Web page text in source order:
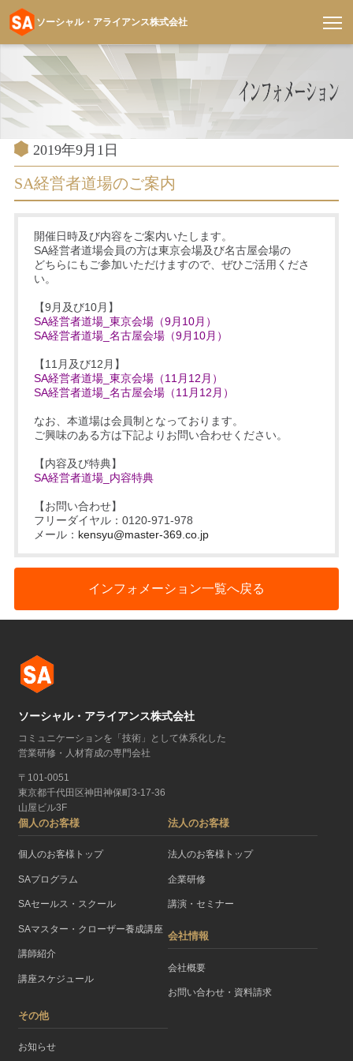
テ
ン
ソーシャル・アライアンス株式会社
投
稿
2019年9月1日
SA経営者道場のご案内
開催日時及び内容をご案内いたします。
SA経営者道場会員の方は東京会場及び名古屋会場の
どちらにもご参加いただけますので、ぜひご活用くださ
い。
【9月及び10月】
SA経営者道場_東京会場（9月10月）
SA経営者道場_名古屋会場（9月10月）
【11月及び12月】
SA経営者道場_東京会場（11月12月）
SA経営者道場_名古屋会場（11月12月）
なお、本道場は会員制となっております。
ご興味のある方は下記よりお問い合わせください。
【内容及び特典】
SA経営者道場_内容特典
【お問い合わせ】
フリーダイヤル：0120-971-978
メール： kensyu@master-369.co.jp
インフォメーション一覧へ戻る
ソーシャル・アライアンス株式会社
コミュニケーションを「技術」として体系化した
営業研修・人材育成の専門会社
〒101-0051
東京都千代田区神田神保町3-17-36
山屋ビル3F
個人のお客様
個人のお客様トップ
SAプログラム
SAセールス・スクール
SAマスター・クローザー養成講座
講師紹介
講座スケジュール
法人のお客様
法人のお客様トップ
企業研修
講演・セミナー
会社情報
会社概要
お問い合わせ・資料請求
その他
お知らせ